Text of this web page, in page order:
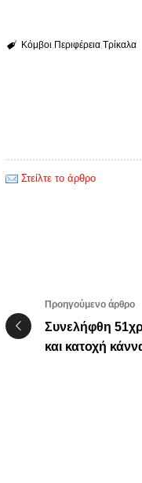
Κόμβοι Περιφέρεια Τρίκαλα
Στείλτε το άρθρο
Προηγούμενο άρθρο
Συνελήφθη
και κατοχή